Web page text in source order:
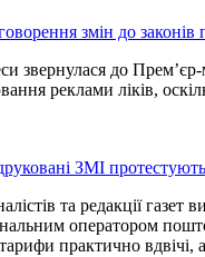
змін до законів
звернулася до
реклами ліків,
друковані ЗМІ
та редакції
оператором
практично вдвічі,